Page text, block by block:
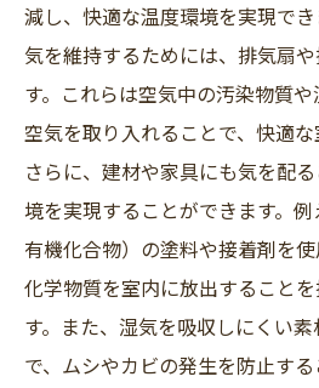
減し、快適な温度環境を実現で
気を維持するためには、排気扇
す。これらは空気中の汚染物質
空気を取り入れることで、快適な
さらに、建材や家具にも気を配
境を実現することができます。
有機化合物）の塗料や接着剤を
化学物質を室内に放出すること
す。また、湿気を吸収しにくい
で、ムシやカビの発生を防止す